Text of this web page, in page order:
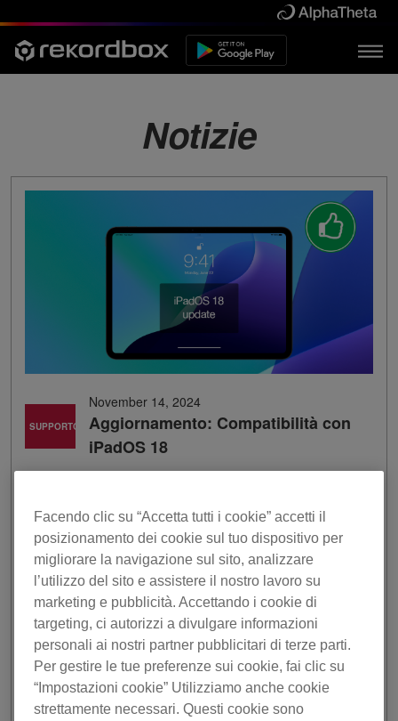
Notizie
SUPPORTO
November 14, 2024
Aggiornamento: Compatibilità con
iPadOS 18
Abbiamo terminato le ricerche sulla compatibilità delle
nostre app mobili con iPadOS 18.
*La piena funzionalità non è garantita con iPadOS 18.
*Visita il sito web di Apple per ulteriori informazioni
suiPadOS 18.
*Il supporto di alcuni di questi modelli è parzialmente non
disponibile. Per ulteriori informazioni, visitaquesta pagina
Per macOS Sequoia,fai clic qui
Per iOS 18,fai clic qui.
Facendo clic su “Accetta tutti i cookie” accetti il
posizionamento dei cookie sul tuo dispositivo per
migliorare la navigazione sul sito, analizzare
l’utilizzo del sito e assistere il nostro lavoro su
marketing e pubblicità. Accettando i cookie di
targeting, ci autorizzi a divulgare informazioni
personali ai nostri partner pubblicitari di terze parti.
Per gestire le tue preferenze sui cookie, fai clic su
“Impostazioni cookie” Utilizziamo anche cookie
strettamente necessari. Questi cookie sono